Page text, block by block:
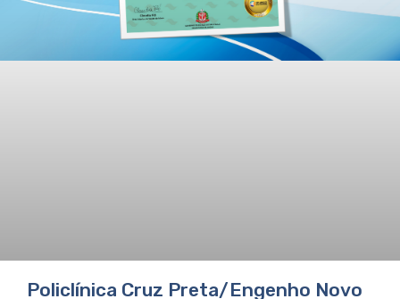
Policlínica Cruz Preta/Engenho Novo